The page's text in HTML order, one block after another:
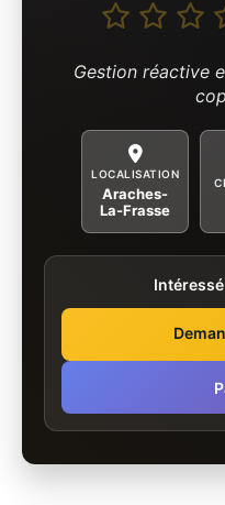
Gestion réactive
LOCALISATION
Araches-
La-Frasse